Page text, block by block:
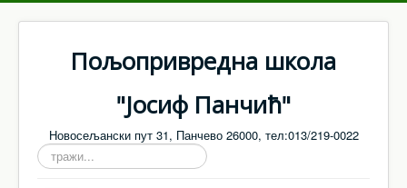
Пољопривредна школа
"Јосиф Панчић"
Новосељански пут 31, Панчево 26000, тел:013/219-0022
тражи...